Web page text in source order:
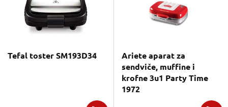
Tefal toster SM193D34
Ariete aparat za
sendviče, muffine i
krofne 3u1 Party Time
1972